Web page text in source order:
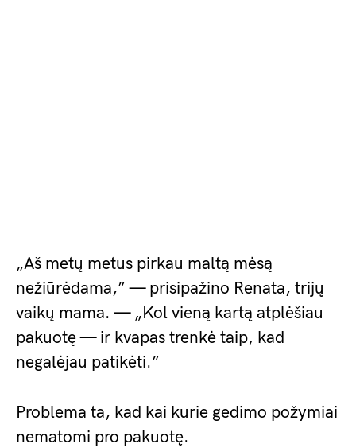
„Aš metų metus pirkau maltą mėsą
nežiūrėdama,” — prisipažino Renata, trijų
vaikų mama. — „Kol vieną kartą atplėšiau
pakuotę — ir kvapas trenkė taip, kad
negalėjau patikėti.”
Problema ta, kad kai kurie gedimo požymiai
nematomi pro pakuotę.